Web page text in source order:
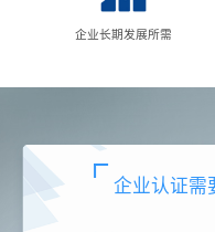
企业长期发展所需
企业认证需